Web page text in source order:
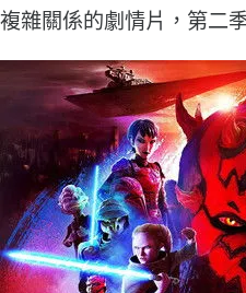
複雜關係的劇情片，第二